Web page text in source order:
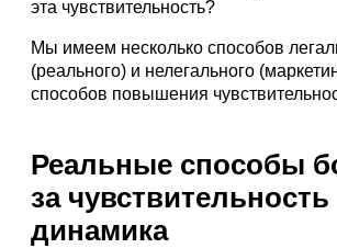
эта чувствительность?
Мы имеем несколько способов
(реального) и нелегального
способов повышения
Реальные способы
за чувствительность
динамика